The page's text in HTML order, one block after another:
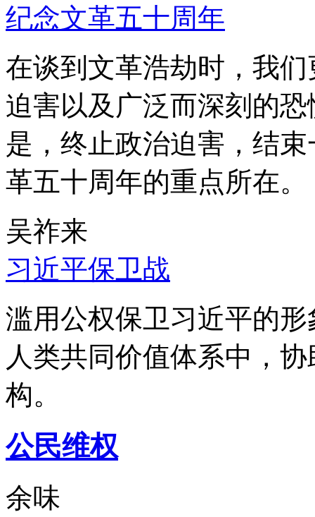
纪念文革五十周年
在谈到文革浩劫时，我
迫害以及广泛而深刻的
是，终止政治迫害，结
革五十周年的重点所在。
吴祚来
习近平保卫战
滥用公权保卫习近平的
人类共同价值体系中，
构。
公民维权
余味